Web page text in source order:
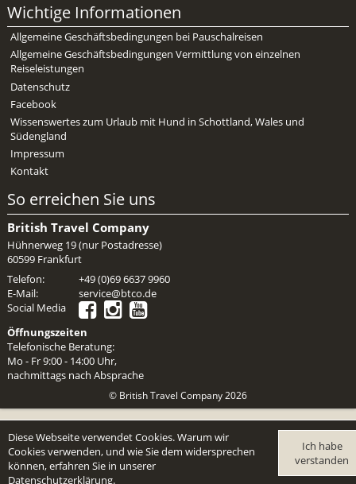
Wichtige Informationen
Allgemeine Geschäftsbedingungen bei Pauschalreisen
Allgemeine Geschäftsbedingungen Vermittlung von einzelnen
Reiseleistungen
Datenschutz
Facebook
Wissenswertes zum Urlaub mit Hund in Schottland, Wales und
Südengland
Impressum
Kontakt
So erreichen Sie uns
British Travel Company
Hühnerweg 19 (nur Postadresse)
60599 Frankfurt
Telefon:
+49 (0)69 6637 9960
E-Mail:
service@btco.de
Social Media
Öffnungszeiten
Telefonische Beratung:
Mo - Fr 9:00 - 14:00 Uhr,
nachmittags nach Absprache
© British Travel Company 2026
Diese Webseite verwendet Cookies. Warum wir
Cookies verwenden, und wie Sie dem widersprechen
können, erfahren Sie in unserer
Datenschutzerklärung.
Ich habe
verstanden